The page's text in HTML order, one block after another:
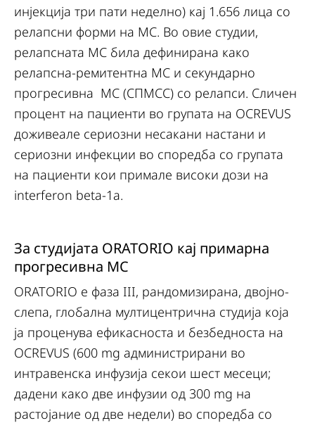
инјекција три пати неделно) кај 1.656 лица со
релапсни форми на МС. Во овие студии,
релапсната МС била дефинирана како
релапсна-ремитентна МС и секундарно
прогресивна МС (СПМСС) со релапси. Сличен
процент на пациенти во групата на OCREVUS
доживеале сериозни несакани настани и
сериозни инфекции во споредба со групата
на пациенти кои примале високи дози на
interferon beta-1a.
За студијата ORATORIO кај примарна
прогресивна МС
ORATORIO е фаза III, рандомизирана, двојно-
слепа, глобална мултицентрична студија која
ја проценува ефикасноста и безбедноста на
OCREVUS (600 mg администрирани во
интравенска инфузија секои шест месеци;
дадени како две инфузии од 300 mg на
растојание од две недели) во споредба со